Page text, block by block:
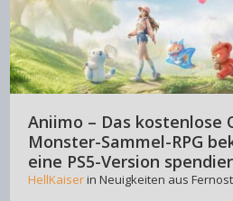
Aniimo – Das kostenlose
Monster-Sammel-RPG
eine PS5-Version
HellKaiserin Neuigkeiten aus Fernost